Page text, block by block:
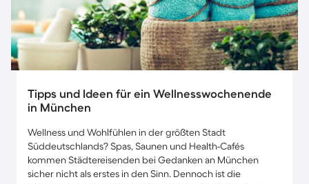
Tipps und Ideen für ein Wellnesswochenende
in München
Wellness und Wohlfühlen in der größten Stadt
Süddeutschlands? Spas, Saunen und Health-Cafés
kommen Städtereisenden bei Gedanken an München
sicher nicht als erstes in den Sinn. Dennoch ist die